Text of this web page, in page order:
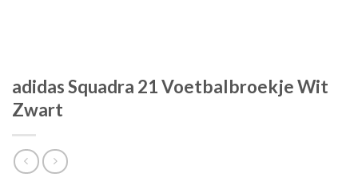
adidas Squadra 21 Voetbalbroekje Wit
Zwart